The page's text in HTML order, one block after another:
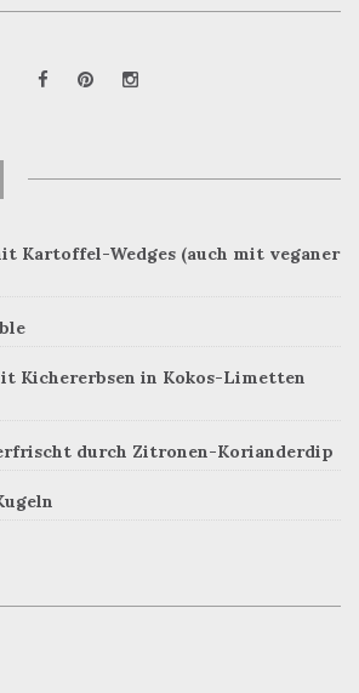
Kartoffel-Wedges (auch mit veganer
Kichererbsen in Kokos-Limetten
durch Zitronen-Korianderdip